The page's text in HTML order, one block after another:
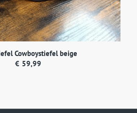
Cowboystiefel beige
€ 59,99